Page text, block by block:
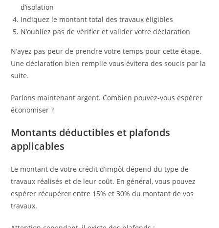
d’isolation
Indiquez le montant total des travaux éligibles
N’oubliez pas de vérifier et valider votre déclaration
N’ayez pas peur de prendre votre temps pour cette étape.
Une déclaration bien remplie vous évitera des soucis par la
suite.
Parlons maintenant argent. Combien pouvez-vous espérer
économiser ?
Montants déductibles et plafonds
applicables
Le montant de votre crédit d’impôt dépend du type de
travaux réalisés et de leur coût. En général, vous pouvez
espérer récupérer entre 15% et 30% du montant de vos
travaux.